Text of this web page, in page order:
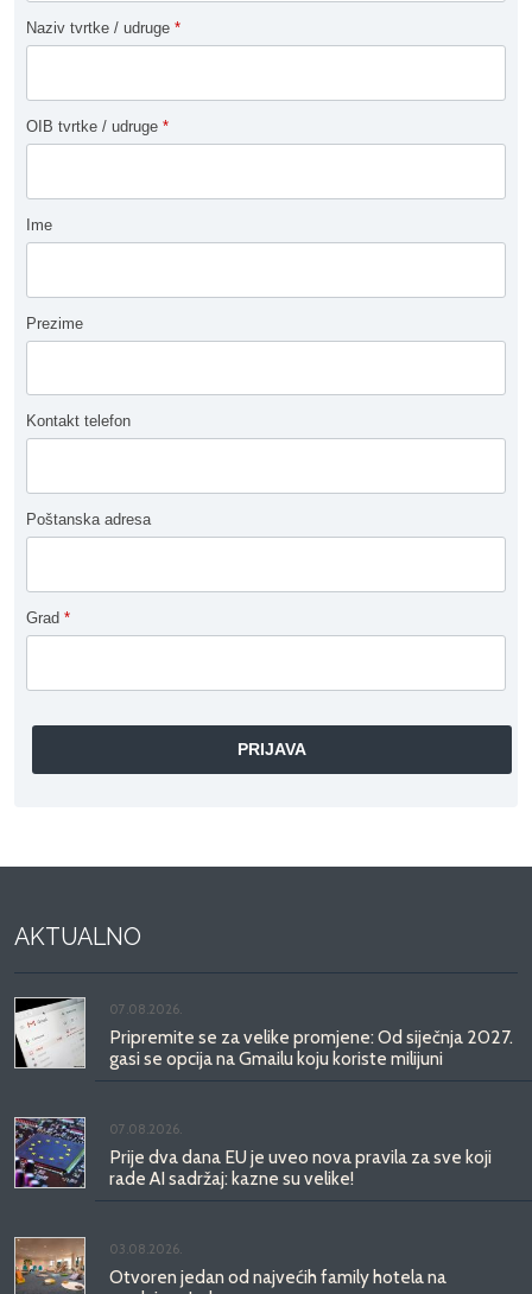
Naziv tvrtke / udruge *
OIB tvrtke / udruge *
Ime
Prezime
Kontakt telefon
Poštanska adresa
Grad *
AKTUALNO
07.08.2026.
Pripremite se za velike promjene: Od siječnja 2027.
gasi se opcija na Gmailu koju koriste milijuni
07.08.2026.
Prije dva dana EU je uveo nova pravila za sve koji
rade AI sadržaj: kazne su velike!
03.08.2026.
Otvoren jedan od najvećih family hotela na